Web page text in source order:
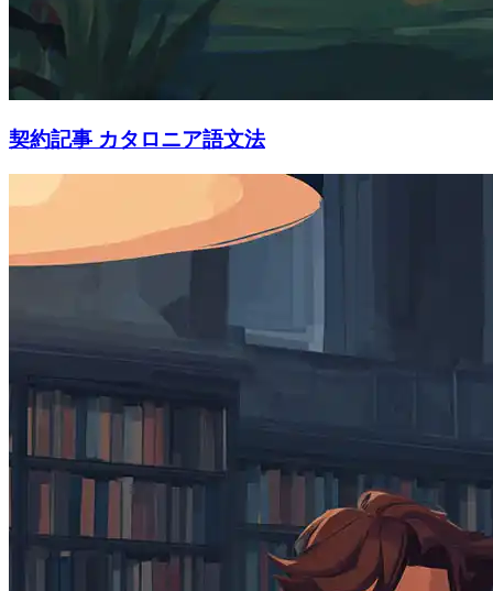
契約記事 カタロニア語文法